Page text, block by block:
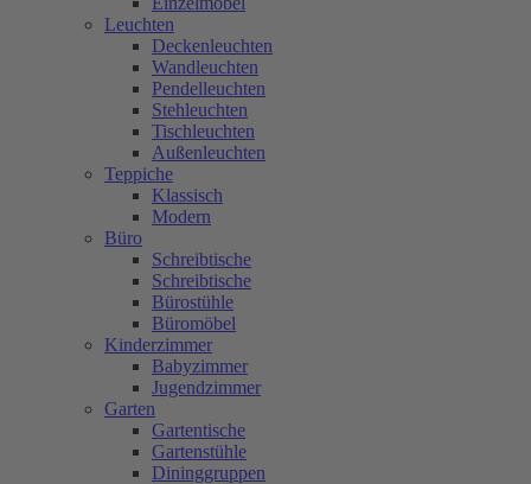
Leuchten
Deckenleuchten
Wandleuchten
Pendelleuchten
Stehleuchten
Tischleuchten
Außenleuchten
Teppiche
Klassisch
Modern
Büro
Schreibtische
Schreibtische
Bürostühle
Büromöbel
Kinderzimmer
Babyzimmer
Jugendzimmer
Garten
Gartentische
Gartenstühle
Dininggruppen